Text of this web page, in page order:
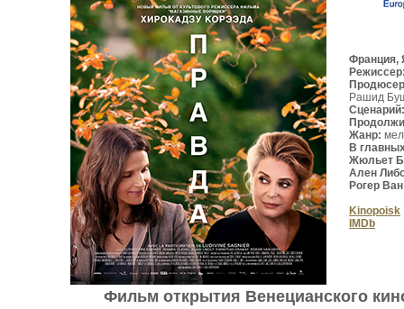
Франция,
Рашид
Жанр:
В
Жюльет
Ален
Рогер
Kinopoisk
IMDb
Фильм открытия Венецианского